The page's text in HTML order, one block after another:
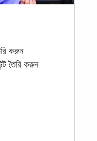
করুন
তৈরি করুন